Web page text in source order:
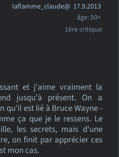
laflamme_claude@ 17.9.2013
âge: 50+
1ère critique
et j'aime vraiment la
jusqu'à présent. On a
qu'il est lié à Bruce Wayne -
ça que je le ressens. Le
les secrets, mais d'une
on finit par apprécier ces
mon cas.